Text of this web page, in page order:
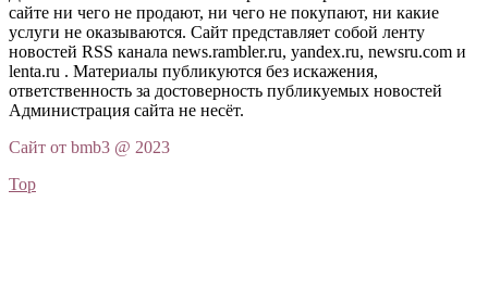
сайте ни чего не продают, ни чего не покупают, ни какие
услуги не оказываются. Сайт представляет собой ленту
новостей RSS канала news.rambler.ru, yandex.ru, newsru.com и
lenta.ru . Материалы публикуются без искажения,
ответственность за достоверность публикуемых новостей
Администрация сайта не несёт.
Сайт от bmb3 @ 2023
Top